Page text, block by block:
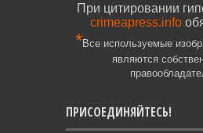
При цитировании
crimeapress.info
*Все используемые
являются
ПРИСОЕДИНЯЙТЕСЬ!